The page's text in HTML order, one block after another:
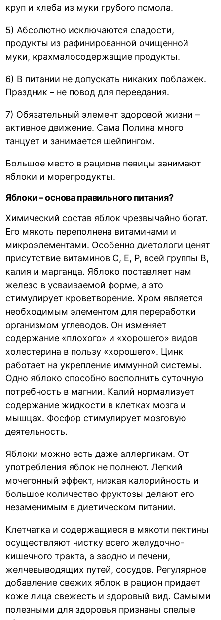
круп и хлеба из муки грубого помола.
5) Абсолютно исключаются сладости,
продукты из рафинированной очищенной
муки, крахмалосодержащие продукты.
6) В питании не допускать никаких поблажек.
Праздник – не повод для переедания.
7) Обязательный элемент здоровой жизни –
активное движение. Сама Полина много
танцует и занимается шейпингом.
Большое место в рационе певицы занимают
яблоки и морепродукты.
Яблоки – основа правильного питания?
Химический состав яблок чрезвычайно богат.
Его мякоть переполнена витаминами и
микроэлементами. Особенно диетологи ценят
присутствие витаминов С, Е, Р, всей группы В,
калия и марганца. Яблоко поставляет нам
железо в усваиваемой форме, а это
стимулирует кроветворение. Хром является
необходимым элементом для переработки
организмом углеводов. Он изменяет
содержание «плохого» и «хорошего» видов
холестерина в пользу «хорошего». Цинк
работает на укрепление иммунной системы.
Одно яблоко способно восполнить суточную
потребность в магнии. Калий нормализует
содержание жидкости в клетках мозга и
мышцах. Фосфор стимулирует мозговую
деятельность.
Яблоки можно есть даже аллергикам. От
употребления яблок не полнеют. Легкий
мочегонный эффект, низкая калорийность и
большое количество фруктозы делают его
незаменимым в диетическом питании.
Клетчатка и содержащиеся в мякоти пектины
осуществляют чистку всего желудочно-
кишечного тракта, а заодно и печени,
желчевыводящих путей, сосудов. Регулярное
добавление свежих яблок в рацион придает
коже лица свежесть и здоровый вид. Самыми
полезными для здоровья признаны спелые